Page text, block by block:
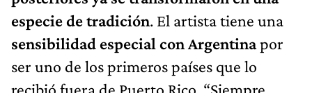
especie de tradición. El artista tiene una
sensibilidad especial con Argentinapor
ser uno de los primeros países que lo
recibió fuera de Puerto Rico. “Siempre